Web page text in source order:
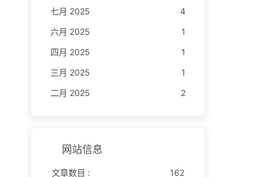
七月 2025
4
六月 2025
1
四月 2025
1
三月 2025
1
二月 2025
2
网站信息
文章数目 :
162